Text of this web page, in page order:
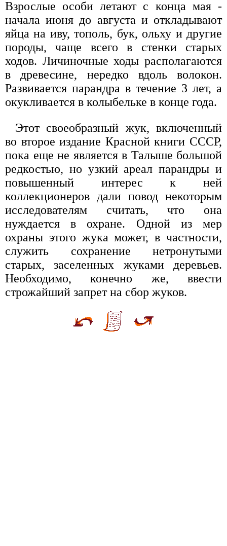
Взрослые особи летают с конца мая -
начала июня до августа и откладывают
яйца на иву, тополь, бук, ольху и другие
породы, чаще всего в стенки старых
ходов. Личиночные ходы располагаются
в древесине, нередко вдоль волокон.
Развивается парандра в течение 3 лет, а
окукливается в колыбельке в конце года.
Этот своеобразный жук, включенный
во второе издание Красной книги СССР,
пока еще не является в Талыше большой
редкостью, но узкий ареал парандры и
повышенный интерес к ней
коллекционеров дали повод некоторым
исследователям считать, что она
нуждается в охране. Одной из мер
охраны этого жука может, в частности,
служить сохранение нетронутыми
старых, заселенных жуками деревьев.
Необходимо, конечно же, ввести
строжайший запрет на сбор жуков.